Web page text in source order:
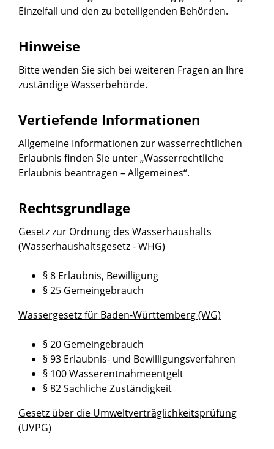
Einzelfall und den zu beteiligenden Behörden.
Hinweise
Bitte wenden Sie sich bei weiteren Fragen an Ihre
zuständige Wasserbehörde.
Vertiefende Informationen
Allgemeine Informationen zur wasserrechtlichen
Erlaubnis finden Sie unter „Wasserrechtliche
Erlaubnis beantragen – Allgemeines“.
Rechtsgrundlage
Gesetz zur Ordnung des Wasserhaushalts
(Wasserhaushaltsgesetz - WHG)
§ 8 Erlaubnis, Bewilligung
§ 25 Gemeingebrauch
Wassergesetz für Baden-Württemberg (WG)
§ 20 Gemeingebrauch
§ 93 Erlaubnis- und Bewilligungsverfahren
§ 100 Wasserentnahmeentgelt
§ 82 Sachliche Zuständigkeit
Gesetz über die Umweltverträglichkeitsprüfung
(UVPG)